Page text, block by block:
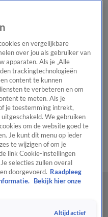
Onze categorieën Laatste
Podcast
Contact
en vergelijkbare
over jou als gebruiker van
apparaten. Als je „Alle
trackingtechnologieën
content te kunnen
te verbeteren en om
te meten. Als je
je toestemming intrekt,
We gebruiken
om de website goed te
Je kunt dit menu op ieder
te wijzigen of om je
link Cookie-instellingen
selecties zullen overal
doorgevoerd. Raadpleeg
Bekijk hier onze
Altijd actief